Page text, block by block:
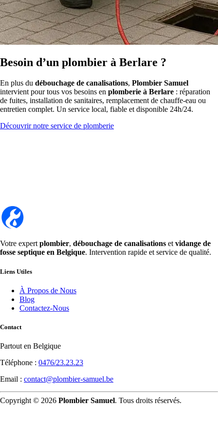
Besoin d’un plombier à Berlare ?
En plus du débouchage de canalisations, Plombier Samuel
intervient pour tous vos besoins en plomberie à Berlare : réparation
de fuites, installation de sanitaires, remplacement de chauffe-eau ou
entretien complet. Un service local, fiable et disponible 24h/24.
Découvrir notre service de plomberie
Votre expert plombier, débouchage de canalisations et vidange de
fosse septique en Belgique. Intervention rapide et service de qualité.
Liens Utiles
À Propos de Nous
Blog
Contactez-Nous
Contact
Partout en Belgique
Téléphone : 0476/23.23.23
Email : contact@plombier-samuel.be
Copyright © 2026 Plombier Samuel. Tous droits réservés.